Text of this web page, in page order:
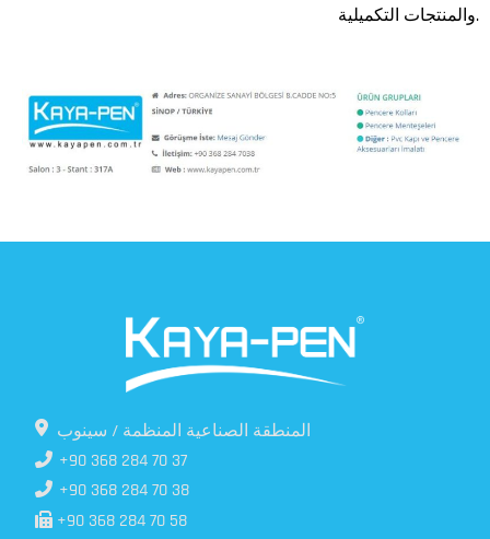
والمنتجات التكميلية.
المنطقة الصناعية المنظمة / سينوب
+90 368 284 70 37
+90 368 284 70 38
+90 368 284 70 58